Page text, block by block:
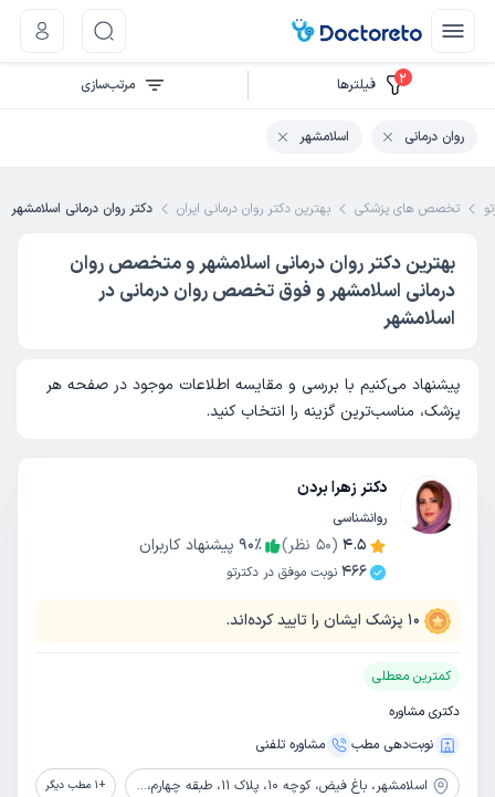
تخصص های پزشکی بهترین دکتر روان درمانی ایران دکتر روان درمانی اسلامشهر
بهترین دکتر روان درمانی اسلامشهر و متخصص روان
درمانی اسلامشهر و فوق تخصص روان درمانی در
اسلامشهر
پیشنهاد می‌کنیم با بررسی و مقایسه اطلاعات موجود در صفحه هر
پزشک، مناسب‌ترین گزینه را انتخاب کنید.
دکتر زهرا بردن
روانشناسی
4.5
(
50 نظر) 90٪
پیشنهاد کاربران
466 نوبت موفق در دکترتو
10 پزشک ایشان را تایید کرده‌اند.
کمترین معطلی
دکتری مشاوره
نوبت‌دهی مطب
مشاوره‌ تلفنی
اسلامشهر، باغ فیض، کوچه 10، پلاک 11، طبقه چهارم، واحد 4 +
1 مطب دیگر
2 فیلتر‌ها مرتب‌سازی
روان درمانی اسلامشهر